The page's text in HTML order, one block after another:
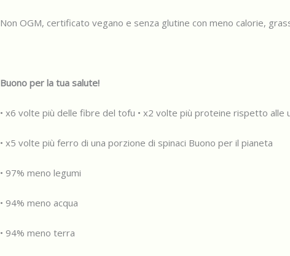
Non OGM, certificato vegano e senza glutine con meno calorie,
Buono per la tua salute!
• x6 volte più delle fibre del tofu • x2 volte più proteine rispetto alle
• x5 volte più ferro di una porzione di spinaci Buono per il pianeta
• 97% meno legumi
• 94% meno acqua
• 94% meno terra